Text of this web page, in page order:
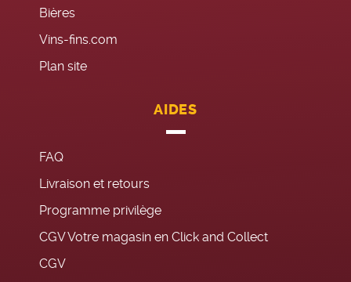
Bières
Vins-fins.com
Plan site
AIDES
FAQ
Livraison et retours
Programme privilège
CGV Votre magasin en Click and Collect
CGV